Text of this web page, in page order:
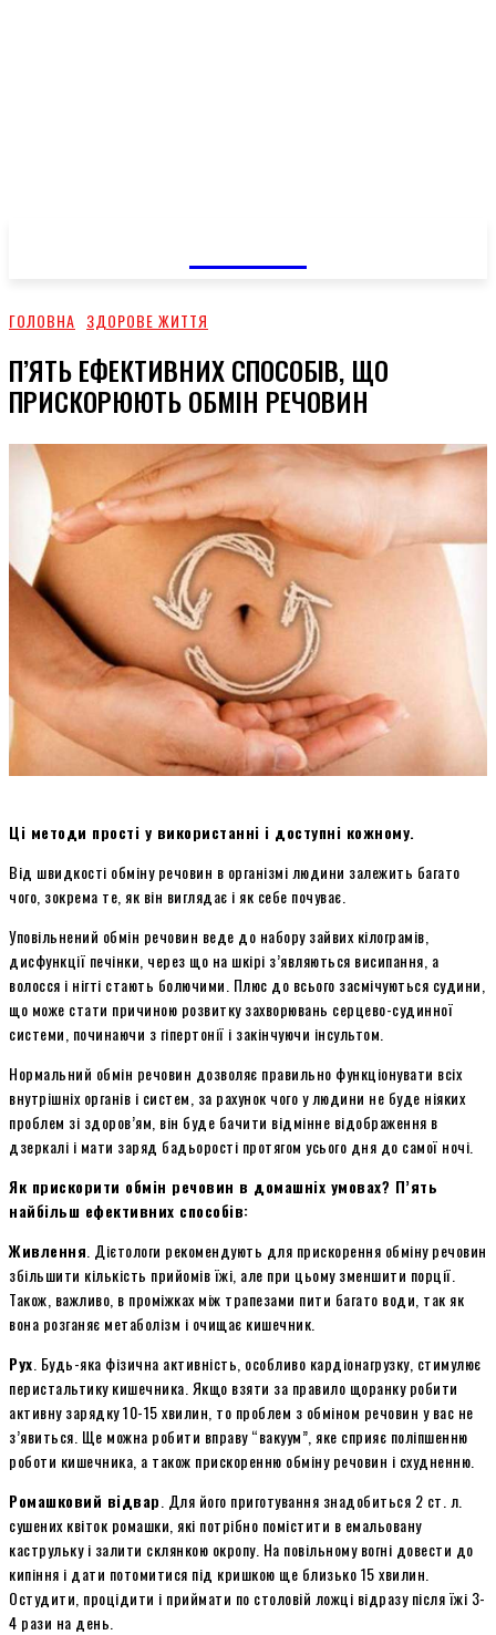
ГОЛОВНА ЗДОРОВЕ ЖИТТЯ
П’ЯТЬ ЕФЕКТИВНИХ СПОСОБІВ, ЩО
ПРИСКОРЮЮТЬ ОБМІН РЕЧОВИН
Ці методи прості у використанні і доступні кожному.
Від швидкості обміну речовин в організмі людини залежить багато
чого, зокрема те, як він виглядає і як себе почуває.
Уповільнений обмін речовин веде до набору зайвих кілограмів,
дисфункції печінки, через що на шкірі з’являються висипання, а
волосся і нігті стають болючими. Плюс до всього засмічуються судини,
що може стати причиною розвитку захворювань серцево-судинної
системи, починаючи з гіпертонії і закінчуючи інсультом.
Нормальний обмін речовин дозволяє правильно функціонувати всіх
внутрішніх органів і систем, за рахунок чого у людини не буде ніяких
проблем зі здоров’ям, він буде бачити відмінне відображення в
дзеркалі і мати заряд бадьорості протягом усього дня до самої ночі.
Як прискорити обмін речовин в домашніх умовах? П’ять
найбільш ефективних способів:
Живлення . Дієтологи рекомендують для прискорення обміну речовин
збільшити кількість прийомів їжі, але при цьому зменшити порції.
Також, важливо, в проміжках між трапезами пити багато води, так як
вона розганяє метаболізм і очищає кишечник.
Рух . Будь-яка фізична активність, особливо кардіонагрузку, стимулює
перистальтику кишечника. Якщо взяти за правило щоранку робити
активну зарядку 10-15 хвилин, то проблем з обміном речовин у вас не
з’явиться. Ще можна робити вправу “вакуум”, яке сприяє поліпшенню
роботи кишечника, а також прискоренню обміну речовин і схудненню.
Ромашковий відвар . Для його приготування знадобиться 2 ст. л.
сушених квіток ромашки, які потрібно помістити в емальовану
каструльку і залити склянкою окропу. На повільному вогні довести до
кипіння і дати потомитися під кришкою ще близько 15 хвилин.
Остудити, процідити і приймати по столовій ложці відразу після їжі 3-
4 рази на день.